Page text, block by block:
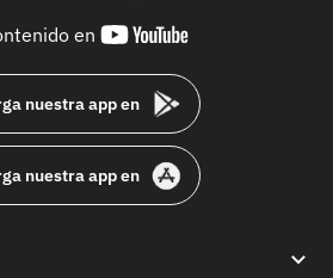
en
youtube-
nuestra app en
nuestra app en